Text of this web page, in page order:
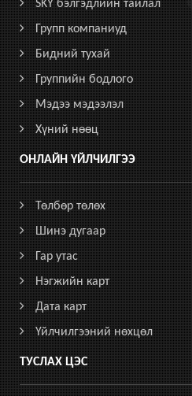
SKY бэлгэдлийн тайлал
Групп компаниуд
Бидний тухай
Группийн бодлого
Мэдээ мэдээлэл
Хүний нөөц
ОНЛАЙН ҮЙЛЧИЛГЭЭ
Төлбөр төлөх
Шинэ дугаар
Гар утас
Нэгжийн карт
Дата карт
Үйлчилгээний нөхцөл
ТУСЛАХ ЦЭС